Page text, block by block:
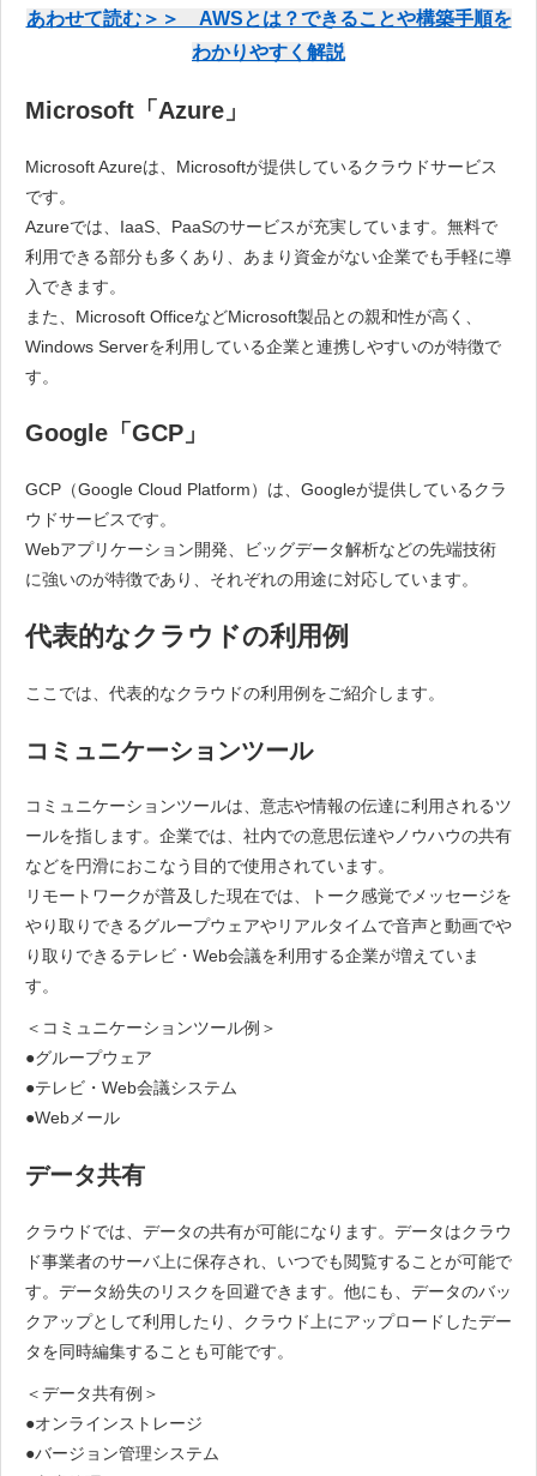
あわせて読む＞＞ AWSとは？できることや構築手順を
わかりやすく解説
Microsoft「Azure」
Microsoft Azureは、Microsoftが提供しているクラウドサービス
です。
Azureでは、IaaS、PaaSのサービスが充実しています。無料で
利用できる部分も多くあり、あまり資金がない企業でも手軽に導
入できます。
また、Microsoft OfficeなどMicrosoft製品との親和性が高く、
Windows Serverを利用している企業と連携しやすいのが特徴で
す。
Google「GCP」
GCP（Google Cloud Platform）は、Googleが提供しているクラ
ウドサービスです。
Webアプリケーション開発、ビッグデータ解析などの先端技術
に強いのが特徴であり、それぞれの用途に対応しています。
代表的なクラウドの利用例
ここでは、代表的なクラウドの利用例をご紹介します。
コミュニケーションツール
コミュニケーションツールは、意志や情報の伝達に利用されるツ
ールを指します。企業では、社内での意思伝達やノウハウの共有
などを円滑におこなう目的で使用されています。
リモートワークが普及した現在では、トーク感覚でメッセージを
やり取りできるグループウェアやリアルタイムで音声と動画でや
り取りできるテレビ・Web会議を利用する企業が増えていま
す。
＜コミュニケーションツール例＞
●グループウェア
●テレビ・Web会議システム
●Webメール
データ共有
クラウドでは、データの共有が可能になります。データはクラウ
ド事業者のサーバ上に保存され、いつでも閲覧することが可能で
す。データ紛失のリスクを回避できます。他にも、データのバッ
クアップとして利用したり、クラウド上にアップロードしたデー
タを同時編集することも可能です。
＜データ共有例＞
●オンラインストレージ
●バージョン管理システム